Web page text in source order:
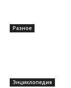
Разное
Энциклопедия